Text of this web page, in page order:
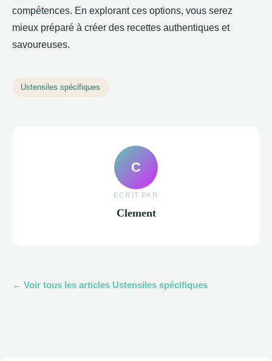
compétences. En explorant ces options, vous serez
mieux préparé à créer des recettes authentiques et
savoureuses.
Ustensiles spécifiques
C
ECRIT PAR
Clement
← Voir tous les articles Ustensiles spécifiques